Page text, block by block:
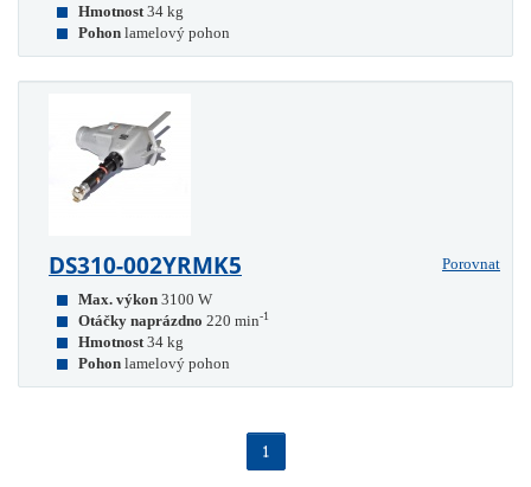
Hmotnost 34 kg
Pohon lamelový pohon
DS310-002YRMK5
Porovnat
Max. výkon 3100 W
Otáčky naprázdno 220 min-1
Hmotnost 34 kg
Pohon lamelový pohon
1